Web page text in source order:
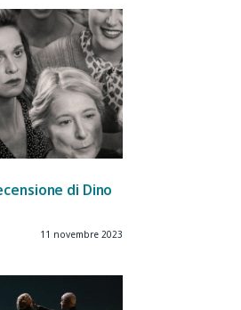
di Dino
11 novembre 2023